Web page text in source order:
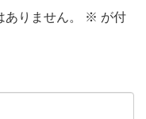
りません。 ※ が付